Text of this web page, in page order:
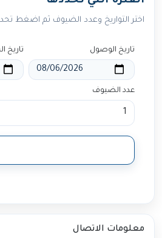
اختر التواريخ وعدد الضيوف ثم اضغط
تاريخ الوصول تاريخ
عدد الضيوف
معلومات الاتصال